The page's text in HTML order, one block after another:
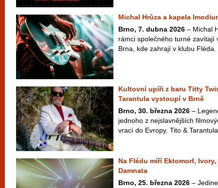
Michal Hrůza a kapela
Brno, 7. dubna 2026 – Michal
rámci společného turné zavítají
Brna, kde zahrají v klubu
Kultovní upíři z baru Titty
Tarantula vystoupí v Brně
Brno, 30. března 2026 –
jednoho z nejslavnějších
vrací do Evropy. Tito &
Na Flédu míří Ektomorf,
Damnata
Brno, 25. března 2026 –